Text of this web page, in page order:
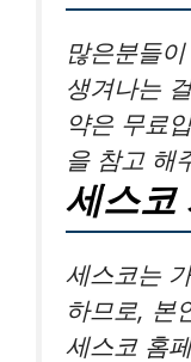
많은분들
생겨나는
약은 무료
을 참고 해
세스코
세스코는
하므로, 본
세스코 홈